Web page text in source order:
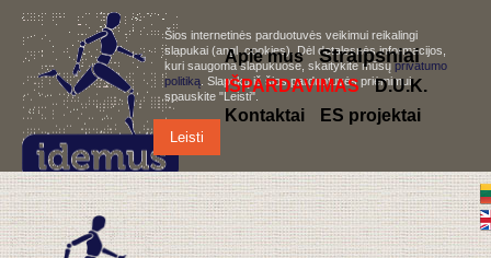
Šios internetinės parduotuvės veikimui reikalingi
slapukai (angl. cookies). Dėl detalesnės informacijos,
kuri saugoma slapukuose, skaitykite mūsųprivatumo
politiką . Slapukų iš šios parduotuvės priėmimui,
spauskite "Leisti".
Leisti
Apie mus Straipsniai
IŠPARDAVIMAS
D.U.K.
Kontaktai
ES projektai